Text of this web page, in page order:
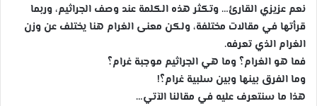
نعم عزيزي القارئ… وتكثر هذه الكلمة عند وصف الجراثيم، وربما
قرأتها في مقالات مختلفة، ولكن معنى الغرام هنا يختلف عن وزن
الغرام الذي تعرفه.
فما هو الغرام؟ وما هي الجراثيم موجبة غرام؟
وما الفرق بينها وبين سلبية غرام؟!
هذا ما سنتعرف عليه في مقالنا الآتي…